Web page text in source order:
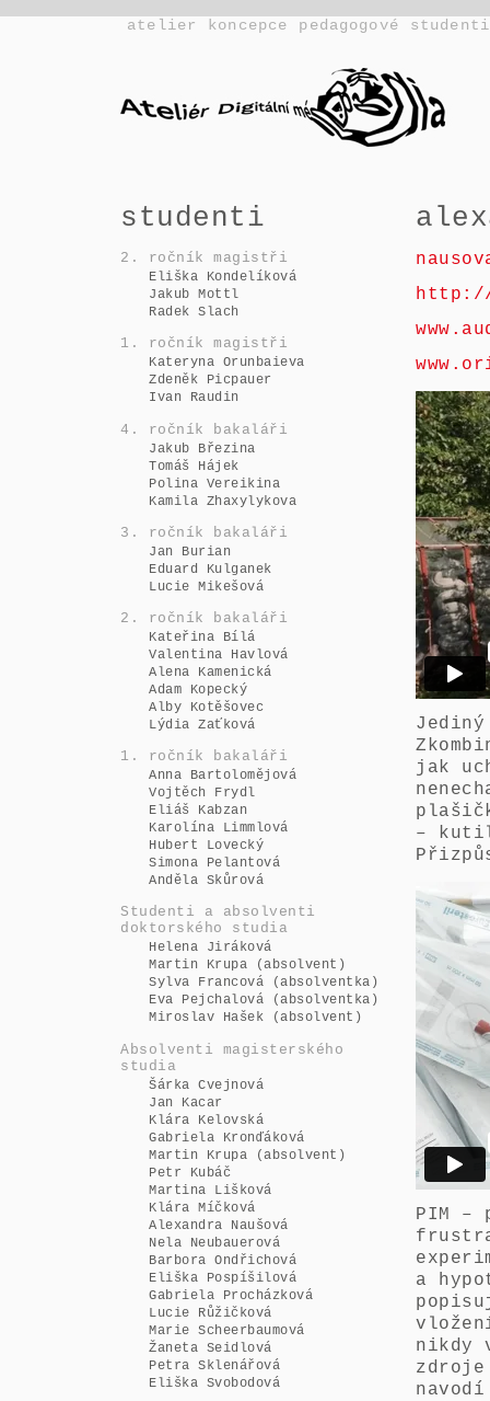
atelier koncepce pedagogové studenti
studenti
2. ročník magistři
Eliška Kondelíková
Jakub Mottl
Radek Slach
1. ročník magistři
Kateryna Orunbaieva
Zdeněk Picpauer
Ivan Raudin
4. ročník bakaláři
Jakub Březina
Tomáš Hájek
Polina Vereikina
Kamila Zhaxylykova
3. ročník bakaláři
Jan Burian
Eduard Kulganek
Lucie Mikešová
2. ročník bakaláři
Kateřina Bílá
Valentina Havlová
Alena Kamenická
Adam Kopecký
Alby Kotěšovec
Lýdia Zaťková
1. ročník bakaláři
Anna Bartolomějová
Vojtěch Frydl
Eliáš Kabzan
Karolína Limmlová
Hubert Lovecký
Simona Pelantová
Anděla Skůrová
Studenti a absolventi
doktorského studia
Helena Jiráková
Martin Krupa (absolvent)
Sylva Francová (absolventka)
Eva Pejchalová (absolventka)
Miroslav Hašek (absolvent)
Absolventi magisterského
studia
Šárka Cvejnová
Jan Kacar
Klára Kelovská
Gabriela Kronďáková
Martin Krupa (absolvent)
Petr Kubáč
Martina Lišková
Klára Míčková
Alexandra Naušová
Nela Neubauerová
Barbora Ondřichová
Eliška Pospíšilová
Gabriela Procházková
Lucie Růžičková
Marie Scheerbaumová
Žaneta Seidlová
Petra Sklenářová
Eliška Svobodová
http://
jak
–
PIM –
a
nikdy
zdroje